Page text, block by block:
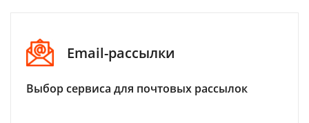
Email-рассылки
Выбор сервиса для почтовых рассылок